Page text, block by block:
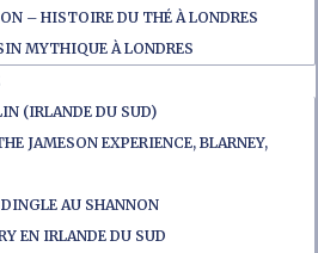
– HISTOIRE DU THÉ À LONDRES
MYTHIQUE À LONDRES
(IRLANDE DU SUD)
JAMESON EXPERIENCE, BLARNEY,
AU SHANNON
EN IRLANDE DU SUD